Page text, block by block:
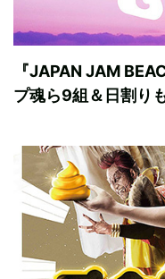
『JAPAN JAM
プ魂ら9組＆日割り